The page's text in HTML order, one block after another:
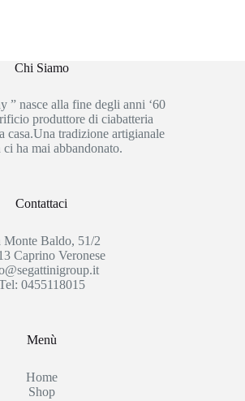
Chi Siamo
” nasce alla fine degli anni ‘60
produttore di ciabatteria
casa.Una tradizione artigianale
ci ha mai abbandonato.
Contattaci
Monte Baldo, 51/2
Caprino Veronese
0455118015
Menù
Home
Shop